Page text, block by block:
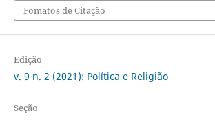
Fomatos de Citação
Edição
v. 9 n. 2 (2021): Política e Religião
Seção